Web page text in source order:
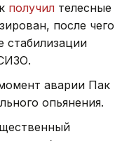
получил телесные
после чего
стабилизации
аварии Пак
опьянения.